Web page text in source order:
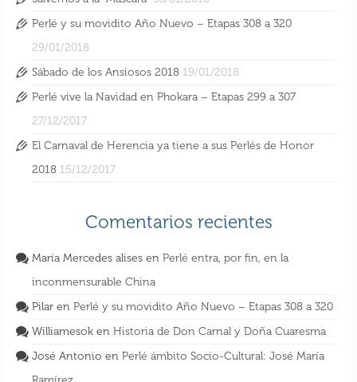
Perlé y su movidito Año Nuevo – Etapas 308 a 320
29/01/2018
Sábado de los Ansiosos 2018 19/01/2018
Perlé vive la Navidad en Phokara – Etapas 299 a 307
27/12/2017
El Carnaval de Herencia ya tiene a sus Perlés de Honor
2018 15/12/2017
Comentarios recientes
María Mercedes alises en Perlé entra, por fin, en la
inconmensurable China
Pilar en Perlé y su movidito Año Nuevo – Etapas 308 a 320
Williamesok en Historia de Don Carnal y Doña Cuaresma
José Antonio en Perlé ámbito Socio-Cultural: José María